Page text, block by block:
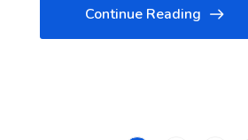
Continue Reading